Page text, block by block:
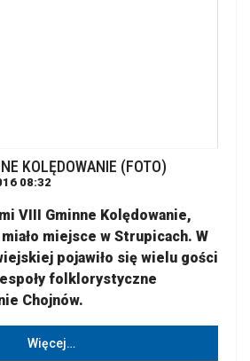
KOLĘDOWANIE (FOTO)
08:32
VIII Gminne Kolędowanie,
miejsce w Strupicach. W
pojawiło się wielu gości
folklorystyczne
Chojnów.
Więcej…